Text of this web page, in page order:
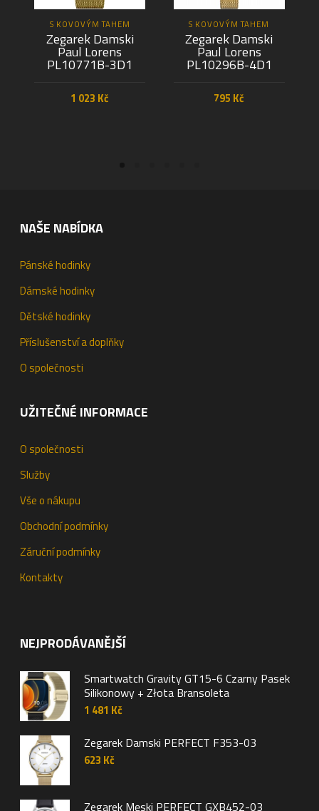
S KOVOVÝM TAHEM
Zegarek Damski
Paul Lorens
PL10771B-3D1
1 023 Kč
S KOVOVÝM TAHEM
Zegarek Damski
Paul Lorens
PL10296B-4D1
795 Kč
NAŠE NABÍDKA
Pánské hodinky
Dámské hodinky
Dětské hodinky
Příslušenství a doplňky
O společnosti
UŽITEČNÉ INFORMACE
O společnosti
Služby
Vše o nákupu
Obchodní podmínky
Záruční podmínky
Kontakty
NEJPRODÁVANĚJŠÍ
Smartwatch Gravity GT15-6 Czarny Pasek
Silikonowy + Złota Bransoleta
1 481 Kč
Zegarek Damski PERFECT F353-03
623 Kč
Zegarek Męski PERFECT GXB452-03